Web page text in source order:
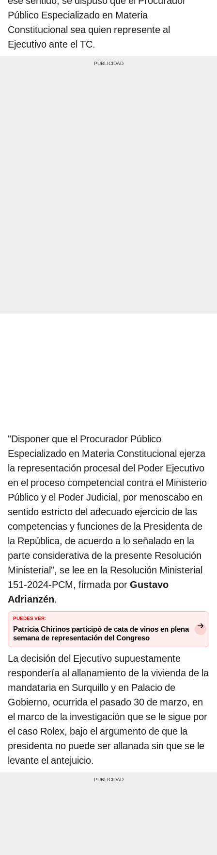
Público Especializado en Materia
Constitucional sea quien represente al
Ejecutivo ante el TC.
"Disponer que el Procurador Público
Especializado en Materia Constitucional ejerza
la representación procesal del Poder Ejecutivo
en el proceso competencial contra el Ministerio
Público y el Poder Judicial, por menoscabo en
sentido estricto del adecuado ejercicio de las
competencias y funciones de la Presidenta de
la República, de acuerdo a lo señalado en la
parte considerativa de la presente Resolución
Ministerial", se lee en la Resolución Ministerial
151-2024-PCM, firmada por Gustavo
Adrianzén.
PUEDES VER:
Patricia Chirinos participó de cata de vinos en plena
semana de representación del Congreso
La decisión del Ejecutivo supuestamente
respondería al allanamiento de la vivienda de la
mandataria en Surquillo y en Palacio de
Gobierno, ocurrida el pasado 30 de marzo, en
el marco de la investigación que se le sigue por
el caso Rolex, bajo el argumento de que la
presidenta no puede ser allanada sin que se le
levante el antejuicio.